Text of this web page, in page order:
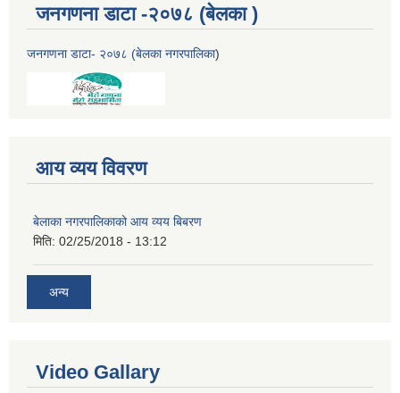
जनगणना डाटा -२०७८ (बेलका )
जनगणना डाटा- २०७८ (बेलका नगरपालिका)
आय व्यय विवरण
बेलाका नगरपालिकाको आय व्यय बिबरण
मिति: 02/25/2018 - 13:12
अन्य
Video Gallary